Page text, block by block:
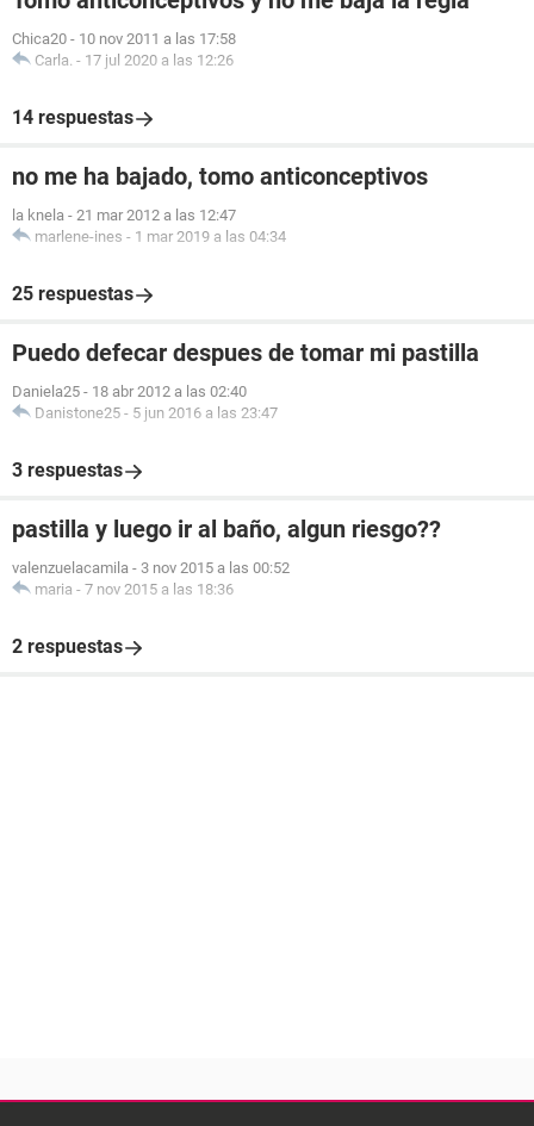
Chica20 - 10 nov 2011 a las 17:58
Carla. - 17 jul 2020 a las 12:26
14 respuestas
no me ha bajado, tomo anticonceptivos
la knela - 21 mar 2012 a las 12:47
marlene-ines - 1 mar 2019 a las 04:34
25 respuestas
Puedo defecar despues de tomar mi pastilla
Daniela25 - 18 abr 2012 a las 02:40
Danistone25 - 5 jun 2016 a las 23:47
3 respuestas
pastilla y luego ir al baño, algun riesgo??
valenzuelacamila - 3 nov 2015 a las 00:52
maria - 7 nov 2015 a las 18:36
2 respuestas